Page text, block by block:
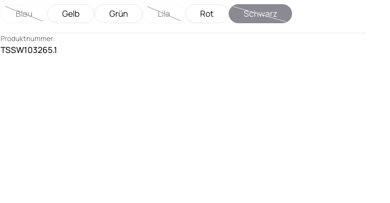
Blau
(Diese Option ist zurzeit nicht verfügbar.)
Gelb Grün Lila
(Diese Option ist zurzeit nicht verfügbar.)
Rot Schwarz
(Diese Option ist zurzeit nicht
Produktnummer:
TSSW103265.1